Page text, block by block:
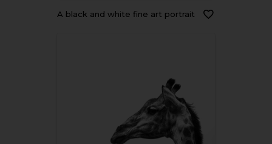
A black and white fine art portrait